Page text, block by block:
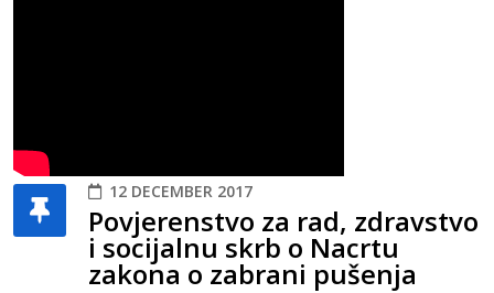
12 DECEMBER 2017
Povjerenstvo za rad, zdravstvo
i socijalnu skrb o Nacrtu
zakona o zabrani pušenja